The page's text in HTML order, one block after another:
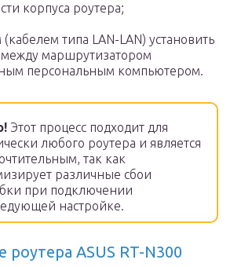
корпуса роутера;
типа LAN-LAN) установить
маршрутизатором
персональным компьютером.
Этот процесс подходит для
любого роутера и является
так как
различные сбои
при подключении
настройке.
ASUS RT-N300